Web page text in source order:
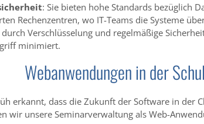
: Sie bieten hohe Standards bezüglich
Rechenzentren, wo IT-Teams die Systeme
Verschlüsselung und regelmäßige
minimiert.
Webanwendungen in der
erkannt, dass die Zukunft der Software in der
wir unsere Seminarverwaltung als Web-